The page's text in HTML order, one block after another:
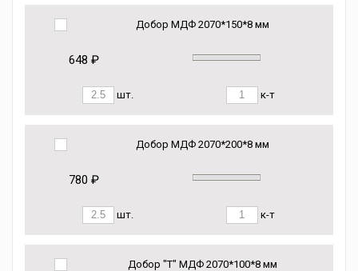
Добор МДФ 2070*150*8 мм
648 ₽
шт. к-т
Добор МДФ 2070*200*8 мм
780 ₽
шт. к-т
Добор "Т" МДФ 2070*100*8 мм